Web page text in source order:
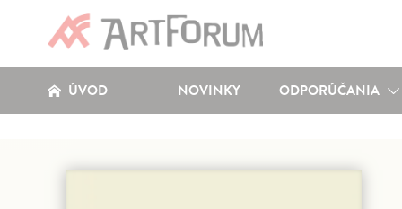
ÚVOD NOVINKY ODPORÚČANIA